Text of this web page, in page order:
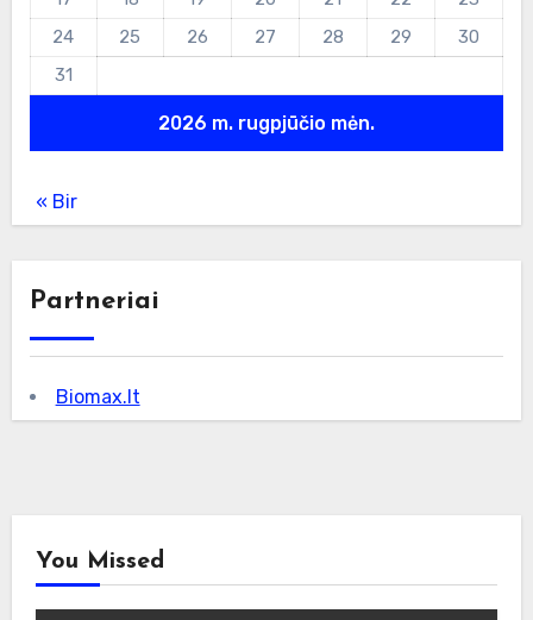
2026 m. rugpjūčio mėn.
24
25 26 27 28 29
30
31
« Bir
Partneriai
Biomax.lt
You Missed